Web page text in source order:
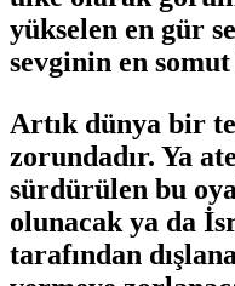
yükselen en gür
sevginin en somut
Artık dünya bir
zorundadır. Ya
sürdürülen bu
olunacak ya da
tarafından